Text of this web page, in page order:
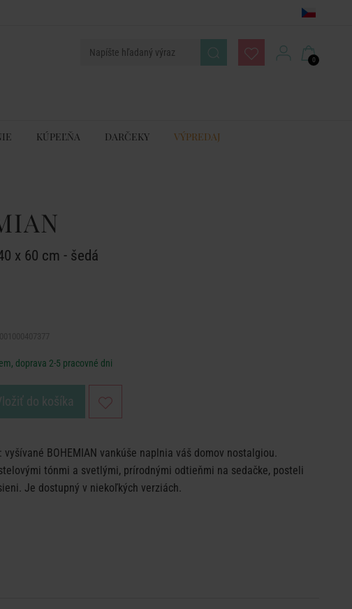
0
KÚPEĽŇA DARČEKY VÝPREDAJ
x 60 cm - šedá
doprava 2-5 pracovné dni
do košíka
vyšívané BOHEMIAN vankúše naplnia váš domov nostalgiou.
tónmi a svetlými, prírodnými odtieňmi na sedačke, posteli
Je dostupný v niekoľkých verziách.